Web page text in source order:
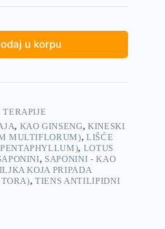
u korpu
, KAO GINSENG, KINESKI
MULTIFLORUM),LIŠĆE
, LOTUS
, SAPONINI - KAO
KOJA PRIPADA
,TIENS ANTILIPIDNI